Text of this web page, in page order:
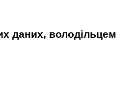
даних, володільцем